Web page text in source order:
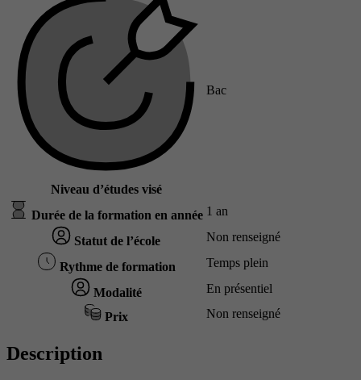
Niveau d’études visé
Bac
Durée de la formation en année 1 an
Statut de l’école Non renseigné
Rythme de formation Temps plein
Modalité En présentiel
Prix Non renseigné
Description